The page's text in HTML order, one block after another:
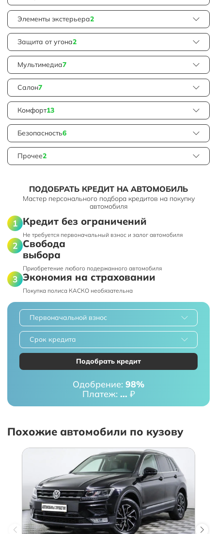
Элементы экстерьера2
Защита от угона2
Мультимедиа7
Салон7
Комфорт13
Безопасность6
Прочее2
ПОДОБРАТЬ КРЕДИТ НА АВТОМОБИЛЬ
Мастер персонального подбора кредитов на покупку
автомобиля
Кредит без ограничений
Не требуется первоначальный взнос и залог автомобиля
Свобода
выбора
Приобретение любого подержанного автомобиля
Экономия на страховании
Покупка полиса КАСКО необязательна
Первоначальной взнос
Срок кредита
Подобрать кредит
Одобрение: 98%
Платеж: ... ₽
Похожие автомобили по кузову